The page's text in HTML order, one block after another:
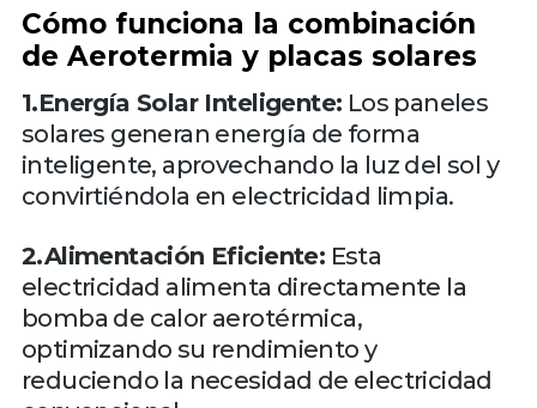
Cómo funciona la combinación
de Aerotermia y placas solares
1.Energía Solar Inteligente: Los paneles
solares generan energía de forma
inteligente, aprovechando la luz del sol y
convirtiéndola en electricidad limpia.
2.Alimentación Eficiente: Esta
electricidad alimenta directamente la
bomba de calor aerotérmica,
optimizando su rendimiento y
reduciendo la necesidad de electricidad